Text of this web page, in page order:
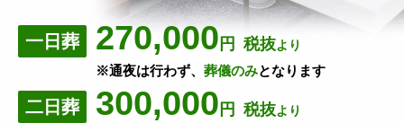
一日葬 270,000 円 税抜より
※通夜は行わず、 葬儀のみとなります
二日葬 300,000 円 税抜より